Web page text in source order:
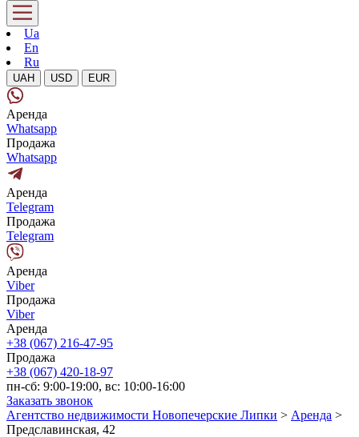
Ua
En
Ru
UAH USD EUR
Аренда
Whatsapp
Продажа
Whatsapp
Аренда
Telegram
Продажа
Telegram
Аренда
Viber
Продажа
Viber
Аренда
+38 (067) 216-47-95
Продажа
+38 (067) 420-18-97
пн-сб: 9:00-19:00, вс: 10:00-16:00
Заказать звонок
Агентство недвижимости Новопечерские Липки > Аренда >
Предславинская, 42